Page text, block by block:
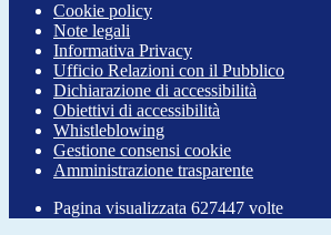
Cookie policy
Note legali
Informativa Privacy
Ufficio Relazioni con il Pubblico
Dichiarazione di accessibilità
Obiettivi di accessibilità
Whistleblowing
Gestione consensi cookie
Amministrazione trasparente
Pagina visualizzata 627447 volte